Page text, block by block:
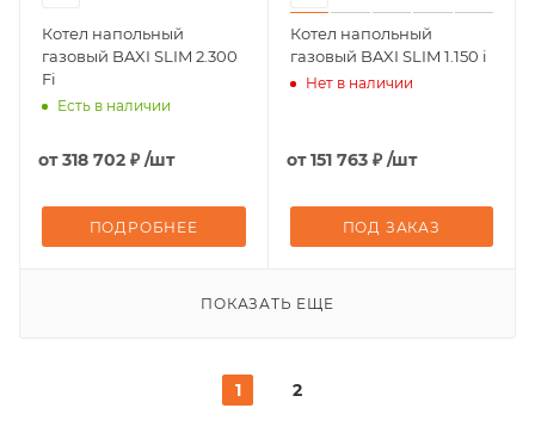
Котел напольный
газовый BAXI SLIM 2.300
Fi
Есть в наличии
от318 702 ₽ /шт
ПОДРОБНЕЕ
Котел напольный
газовый BAXI SLIM 1.150 i
Нет в наличии
от151 763 ₽ /шт
ПОД ЗАКАЗ
ПОКАЗАТЬ ЕЩЕ
1 2